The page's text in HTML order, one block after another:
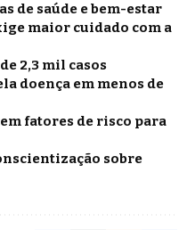
de saúde e bem-estar
maior cuidado com a
2,3 mil casos
doença em menos de
fatores de risco para
sobre